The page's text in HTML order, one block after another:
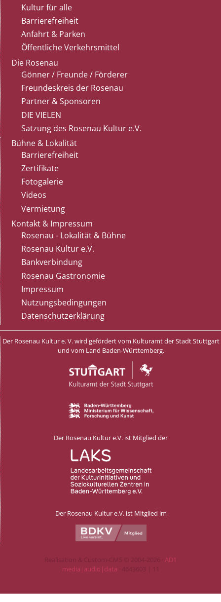
Kultur für alle
Barrierefreiheit
Anfahrt & Parken
Öffentliche Verkehrsmittel
Die Rosenau
Gönner / Freunde / Förderer
Freundeskreis der Rosenau
Partner & Sponsoren
DIE VIELEN
Satzung des Rosenau Kultur e.V.
Bühne & Lokalität
Barrierefreiheit
Zertifikate
Fotogalerie
Videos
Vermietung
Kontakt & Impressum
Rosenau - Lokalität & Bühne
Rosenau Kultur e.V.
Bankverbindung
Rosenau Gastronomie
Impressum
Nutzungsbedingungen
Datenschutzerklärung
Der Rosenau Kultur e. V. wird gefördert vom Kulturamt der Stadt Stuttgart
und vom Land Baden-Württemberg.
Der Rosenau Kultur e.V. ist Mitglied der
Der Rosenau Kultur e.V. ist Mitglied im
Realisation & Custom-CMS © 2004-2026 · AD1
media|audio|data · 4643603 | 11